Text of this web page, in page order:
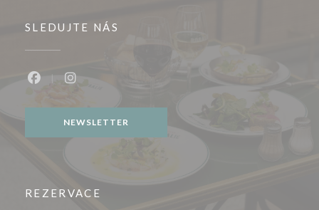
SLEDUJTE NÁS
NEWSLETTER
REZERVACE